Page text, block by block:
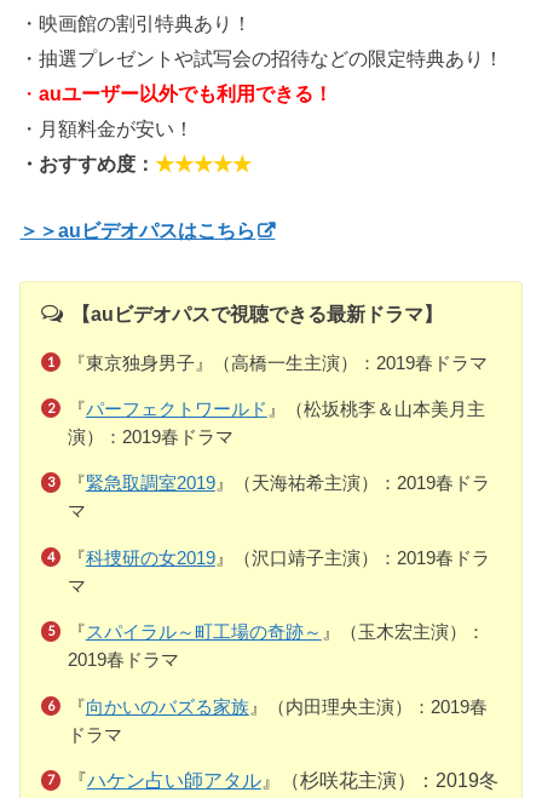
・映画館の割引特典あり！
・抽選プレゼントや試写会の招待などの限定特典あり！
・auユーザー以外でも利用できる！
・月額料金が安い！
・おすすめ度：★★★★★
＞＞auビデオパスはこちら
【auビデオパスで視聴できる最新ドラマ】
『東京独身男子』（高橋一生主演）：2019春ドラマ
『パーフェクトワールド 』（松坂桃李＆山本美月主
演）：2019春ドラマ
『緊急取調室2019』（天海祐希主演）：2019春ドラ
マ
『科捜研の女2019』（沢口靖子主演）：2019春ドラ
マ
『スパイラル～町工場の奇跡～ 』（玉木宏主演）：
2019春ドラマ
『向かいのバズる家族』（内田理央主演）：2019春
ドラマ
『ハケン占い師アタル』（杉咲花主演）：2019冬